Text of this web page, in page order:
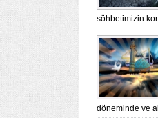
söhbetimizin
döneminde ve